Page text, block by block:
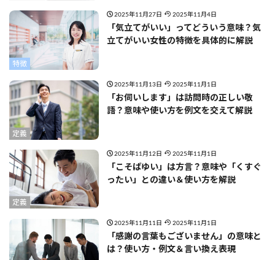
特徴
2025年11月27日 2025年11月4日
「気立てがいい」ってどういう意味？気
立てがいい女性の特徴を具体的に解説
定義
2025年11月13日 2025年11月1日
「お伺いします」は訪問時の正しい敬
語？意味や使い方を例文を交えて解説
定義
2025年11月12日 2025年11月1日
「こそばゆい」は方言？意味や「くすぐ
ったい」との違い＆使い方を解説
2025年11月11日 2025年11月1日
「感謝の言葉もございません」の意味と
は？使い方・例文＆言い換え表現